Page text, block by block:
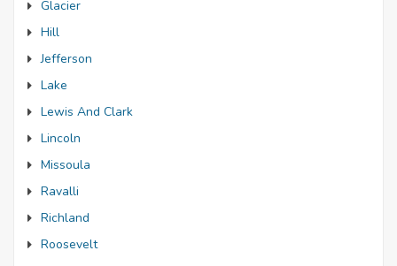
Glacier
Hill
Jefferson
Lake
Lewis And Clark
Lincoln
Missoula
Ravalli
Richland
Roosevelt